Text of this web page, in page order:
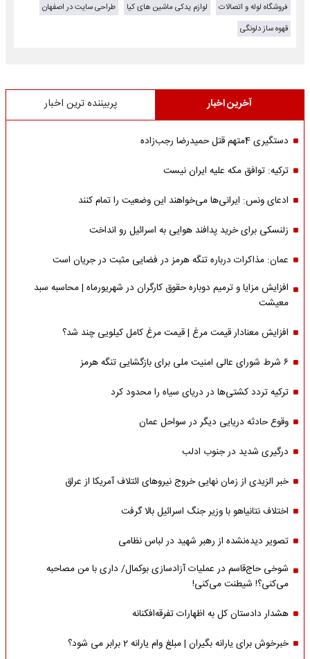
فروشگاه لوله و اتصالات
لوازم یدکی ماشین های کیا
طراحی سایت در اصفهان
قهوه ساز دلونگی
آخرین اخبار پربیننده ترین اخبار
دستگیری 4متهم قتل حمیدرضا رجب‌زاده
ترکیه: توافق مکه علیه ایران نیست
ادعای ونس: ایرانی‌ها می‌خواهند این وضعیت را تمام کنند
زلنسکی برای خرید پدافند هوایی به اسرائیل رو انداخت
عمان: مذاکرات درباره تنگه هرمز در فضایی مثبت در جریان است
افزایش مزایا و ترمیم دوباره حقوق کارگران در شهریورماه | محاسبه سبد
معیشت
افزایش معنادار قیمت مرغ | قیمت مرغ کامل کیلویی چند شد؟
۶ شرط شورای عالی امنیت ملی برای بازگشایی تنگه هرمز
ترکیه تردد کشتی‌ها در دریای سیاه را محدود کرد
وقوع حادثه دریایی دیگر در سواحل عمان
درگیری شدید در جنوب ادلب
خبر الزیدی از زمان نهایی خروج نیروهای ائتلاف آمریکا از عراق
اختلاف نتانیاهو با وزیر جنگ اسرائیل بالا گرفت
تصویر دیده‌نشده از رهبر شهید در لباس نظامی
شوخی حاج‌قاسم در عملیات آزادسازی بوکمال/ داری با من مصاحبه‌
می‌کنی؟! شیطنت می‌کنی!
هشدار دادستان کل به اظهارات تفرقه‌افکنانه
خبرخوش برای یارانه بگیران | مبلغ وام یارانه 2 برابر می شود؟